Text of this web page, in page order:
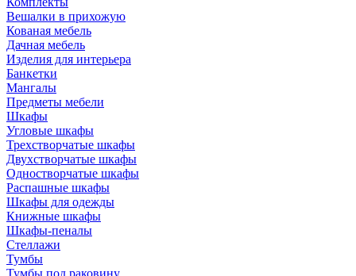
Вешалки в прихожую
Кованая мебель
Дачная мебель
Изделия для интерьера
Банкетки
Мангалы
Предметы мебели
Шкафы
Угловые шкафы
Трехстворчатые шкафы
Двухстворчатые шкафы
Одностворчатые шкафы
Распашные шкафы
Шкафы для одежды
Книжные шкафы
Шкафы-пеналы
Стеллажи
Тумбы
Тумбы под раковину